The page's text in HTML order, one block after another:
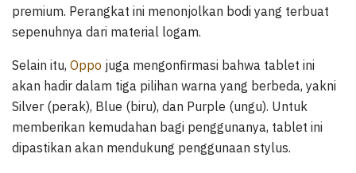
premium. Perangkat ini menonjolkan bodi yang terbuat
sepenuhnya dari material logam.
Selain itu, Oppo juga mengonfirmasi bahwa tablet ini
akan hadir dalam tiga pilihan warna yang berbeda, yakni
Silver (perak), Blue (biru), dan Purple (ungu). Untuk
memberikan kemudahan bagi penggunanya, tablet ini
dipastikan akan mendukung penggunaan stylus.